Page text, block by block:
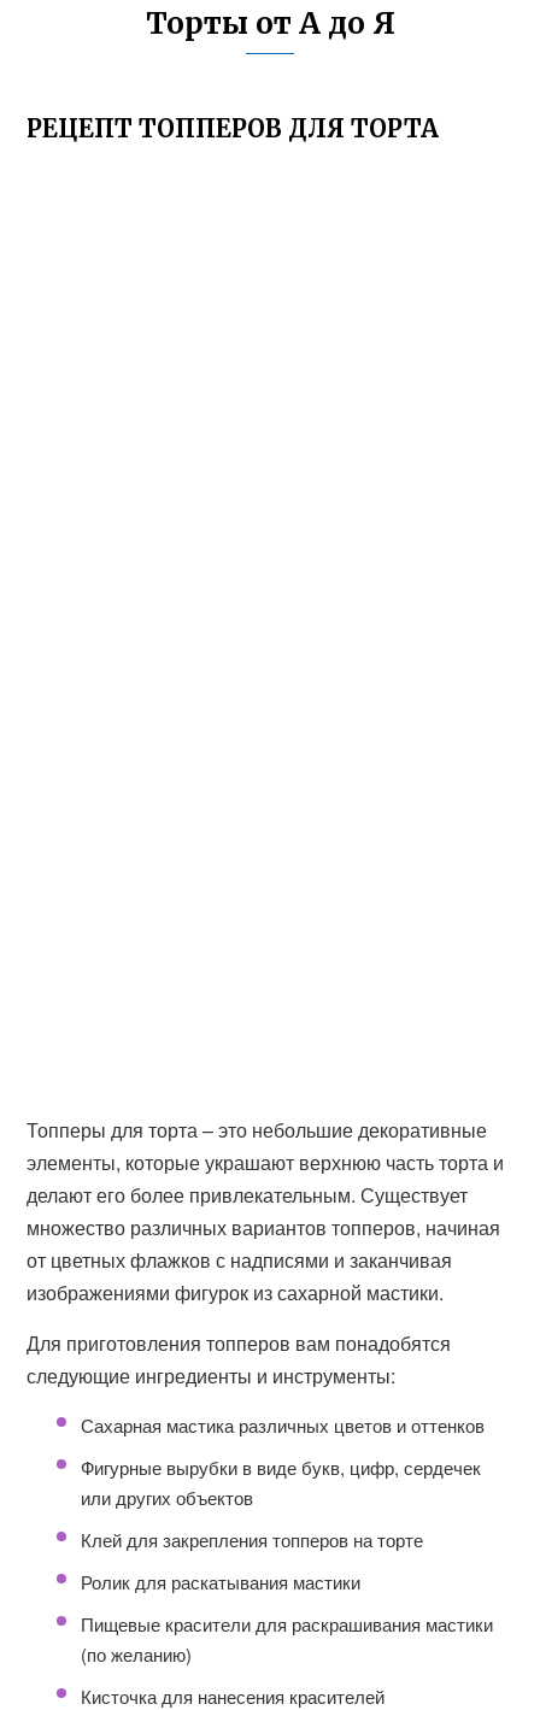
Торты от А до Я
РЕЦЕПТ ТОППЕРОВ ДЛЯ ТОРТА
Топперы для торта – это небольшие декоративные
элементы, которые украшают верхнюю часть торта и
делают его более привлекательным. Существует
множество различных вариантов топперов, начиная
от цветных флажков с надписями и заканчивая
изображениями фигурок из сахарной мастики.
Для приготовления топперов вам понадобятся
следующие ингредиенты и инструменты:
Сахарная мастика различных цветов и оттенков
Фигурные вырубки в виде букв, цифр, сердечек
или других объектов
Клей для закрепления топперов на торте
Ролик для раскатывания мастики
Пищевые красители для раскрашивания мастики
(по желанию)
Кисточка для нанесения красителей